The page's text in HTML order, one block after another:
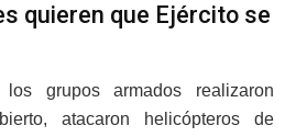
quieren que Ejército se
grupos armados realizaron
atacaron helicópteros de